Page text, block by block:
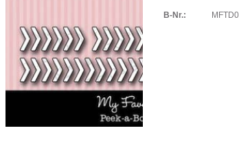
B-Nr.: